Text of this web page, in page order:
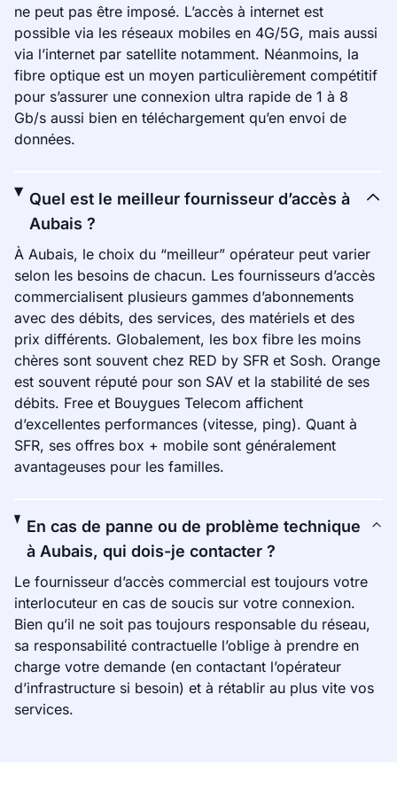
ne peut pas être imposé. L’accès à internet est
possible via les réseaux mobiles en 4G/5G, mais aussi
via l’internet par satellite notamment. Néanmoins, la
fibre optique est un moyen particulièrement compétitif
pour s’assurer une connexion ultra rapide de 1 à 8
Gb/s aussi bien en téléchargement qu’en envoi de
données.
Quel est le meilleur fournisseur d’accès à
Aubais ?
À Aubais, le choix du “meilleur” opérateur peut varier
selon les besoins de chacun. Les fournisseurs d’accès
commercialisent plusieurs gammes d’abonnements
avec des débits, des services, des matériels et des
prix différents. Globalement, les box fibre les moins
chères sont souvent chez RED by SFR et Sosh. Orange
est souvent réputé pour son SAV et la stabilité de ses
débits. Free et Bouygues Telecom affichent
d’excellentes performances (vitesse, ping). Quant à
SFR, ses offres box + mobile sont généralement
avantageuses pour les familles.
En cas de panne ou de problème technique
à Aubais, qui dois-je contacter ?
Le fournisseur d’accès commercial est toujours votre
interlocuteur en cas de soucis sur votre connexion.
Bien qu’il ne soit pas toujours responsable du réseau,
sa responsabilité contractuelle l’oblige à prendre en
charge votre demande (en contactant l’opérateur
d’infrastructure si besoin) et à rétablir au plus vite vos
services.